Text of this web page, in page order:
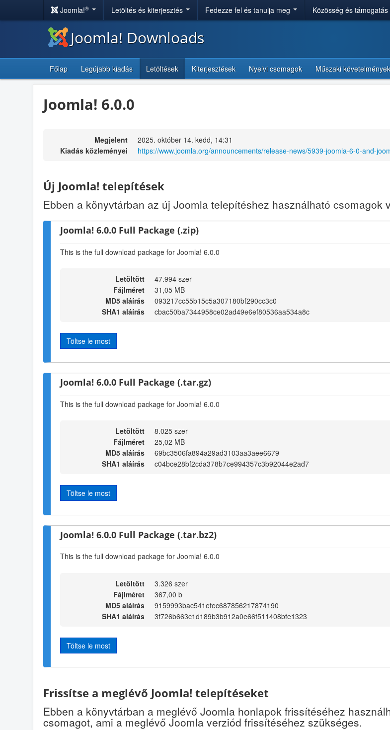
Joomla!® Letöltés és kiterjesztés Fedezze fel és tanulja meg Közösség és támogatás
Joomla! Downloads
Főlap Legújabb kiadás Letöltések Kiterjesztések Nyelvi csomagok Műszaki követelmények
Joomla! 6.0.0
Megjelent
2025. október 14. kedd, 14:31
Kiadás közleményei
https://www.joomla.org/announcements/release-news/5939-joomla-6-0-and-
Új Joomla! telepítések
Ebben a könyvtárban az új Joomla telepítéshez használható csomagok
Joomla! 6.0.0 Full Package (.zip)
This is the full download package for Joomla! 6.0.0
Letöltött
47.994 szer
Fájlméret
31,05 MB
MD5 aláírás
093217cc55b15c5a307180bf290cc3c0
SHA1 aláírás
cbac50ba7344958ce02ad49e6ef80536aa534a8c
Töltse le most
Joomla! 6.0.0 Full Package (.tar.gz)
This is the full download package for Joomla! 6.0.0
Letöltött
8.025 szer
Fájlméret
25,02 MB
MD5 aláírás
69bc3506fa894a29ad3103aa3aee6679
SHA1 aláírás
c04bce28bf2cda378b7ce994357c3b92044e2ad7
Töltse le most
Joomla! 6.0.0 Full Package (.tar.bz2)
This is the full download package for Joomla! 6.0.0
Letöltött
3.326 szer
Fájlméret
367,00 b
MD5 aláírás
9159993bac541efec687856217874190
SHA1 aláírás
3f726b663c1d189b3b912a0e66f511408bfe1323
Töltse le most
Frissítse a meglévő Joomla! telepítéseket
Ebben a könyvtárban a meglévő Joomla honlapok frissítéséhez
csomagot, ami a meglévő Joomla verziód frissítéséhez szükséges.